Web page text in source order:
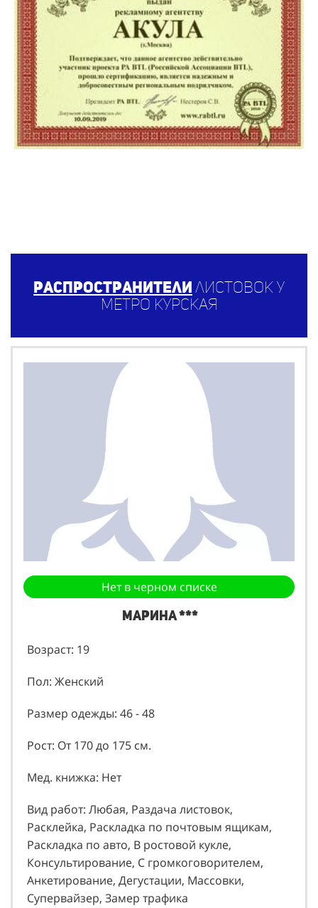
Распространители листовок у
метро Курская
Нет в черном списке
Марина ***
Возраст: 19
Пол: Женский
Размер одежды: 46 - 48
Рост: От 170 до 175 см.
Мед. книжка: Нет
Вид работ: Любая, Раздача листовок,
Расклейка, Раскладка по почтовым ящикам,
Раскладка по авто, В ростовой кукле,
Консультирование, С громкоговорителем,
Анкетирование, Дегустации, Массовки,
Супервайзер, Замер трафика